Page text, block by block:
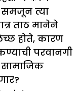
त्या
ताठ मानेने
होते, कारण
परवानगी
सामाजिक